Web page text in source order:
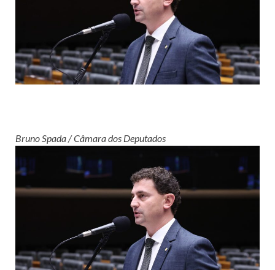
Bruno Spada / Câmara dos Deputados